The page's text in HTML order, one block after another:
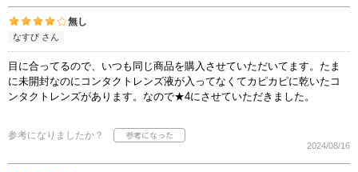
無し
なすび さん
目に合ってるので、いつも同じ商品を購入させていただいてます。たま
に未開封なのにコンタクトレンズ液が入ってなくてカピカピに乾いたコ
ンタクトレンズがあります。なので★4にさせていただきました。
参考になりましたか？
2024/08/16